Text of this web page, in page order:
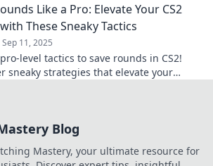
Like a Pro: Elevate Your CS2
These Sneaky Tactics
Sep 11, 2025
level tactics to save rounds in CS2!
sneaky strategies that elevate your
Blog
Mastery, your ultimate resource for